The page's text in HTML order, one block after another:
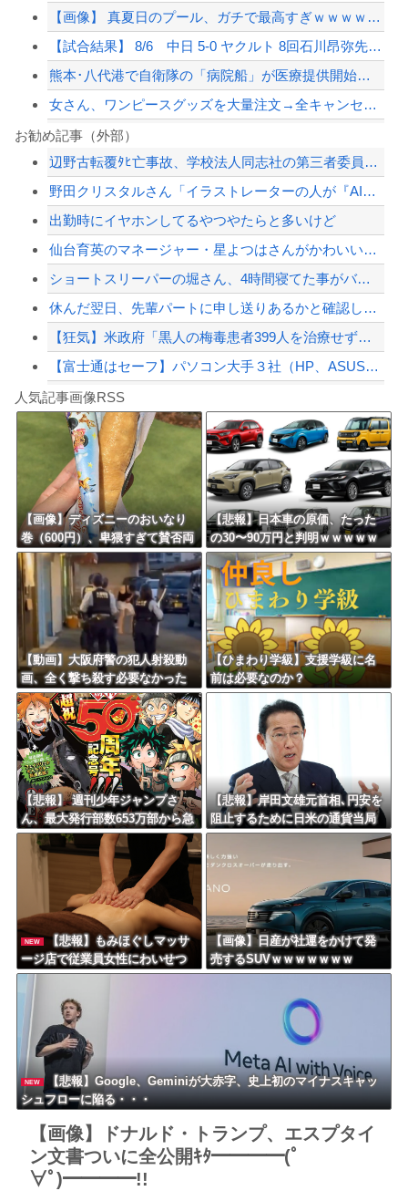
【画像】 真夏日のプール、ガチで最高すぎｗｗｗｗｗｗｗｗｗｗ
【試合結果】 8/6 中日 5-0 ヤクルト 8回石川昂弥先制タイムリー！このカ...
熊本･八代港で自衛隊の「病院船」が医療提供開始、診察と薬剤処方…被災者向け大浴場...
女さん、ワンピースグッズを大量注文→全キャンセルで逮捕ｗｗｗ
【草】アル中「水飲みたくない！」 グラス「はい転倒」
【悲報】専門家「日本車はダサい、見てて恥ずかしい」
【配信者】「金バエ」のSNS更新が1週間途絶え、様々な憶測が飛び交う。1週間ぶり...
Powered by livedoor 相互RSS
お勧め記事（外部）
辺野古転覆ﾀﾋ亡事故、学校法人同志社の第三者委員会が調査報告書を公表 … 安全配...
野田クリスタルさん「イラストレーターの人が『AIに仕事を奪われる』って言ってるけ...
出勤時にイヤホンしてるやつやたらと多いけど
仙台育英のマネージャー・星よつはさんがかわいいと話題に ウィンク動画や画像などが...
ショートスリーパーの堀さん、4時間寝てた事がバレる
休んだ翌日、先輩パートに申し送りあるかと確認したらいきなりキレられた。このパート...
【狂気】米政府「黒人の梅毒患者399人を治療せず放置したらどうなるか見たろ！」→...
【富士通はセーフ】パソコン大手３社（HP、ASUS、Acer） 中国製メモリーの...
白石「あ、あきら様……？」あきら「……白石」
【動画】野菜売りのおじさんにドローンを特攻させるおそロシア。
8/4のニュース
日本旅行キャンセルすべきか…1万年ぶり史上最大級の火山の兆し＝韓国の反応
更新中止のお知らせ
海外「おめでとうタキ！」リヴァプール南野がバースデーゴール！！
Powered by livedoor 相互RSS
人気記事画像RSS
【画像】ディズニーのおいなり
巻（600円）、卑猥すぎて賛否両
論ｗｗｗｗｗｗｗｗｗ
【悲報】日本車の原価、たった
の30〜90万円と判明ｗｗｗｗｗ
ｗｗｗｗｗｗ
【動画】大阪府警の犯人射殺動
画、全く撃ち殺す必要なかった
ｗｗｗｗｗｗｗｗｗｗｗ
【ひまわり学級】支援学級に名
前は必要なのか？
【悲報】 週刊少年ジャンプさ
ん、最大発行部数653万部から急
降下でついに100万部を割ってし
まうｗｗｗｗｗｗｗ
【悲報】岸田文雄元首相､円安を
阻止するために日米の通貨当局
が実施した為替介入は｢一時しの
ぎに過ぎない｣との認識を示す
NEW
【悲報】もみほぐしマッサ
ージ店で従業員女性にわいせつ
行為かで男を逮捕ｗｗｗｗｗｗ
ｗｗｗ
【画像】日産が社運をかけて発
売するSUVｗｗｗｗｗｗｗ
NEW
【悲報】Google、Geminiが大赤字、史上初のマイナスキャッ
シュフローに陥る・・・
【画像】ドナルド・トランプ、エスプタイ
ン文書ついに全公開ｷﾀ━━━━(ﾟ
∀ﾟ)━━━━!!